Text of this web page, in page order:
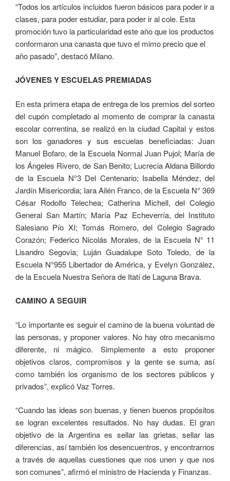
“Todos los artículos incluidos fueron básicos para poder ir a
clases, para poder estudiar, para poder ir al cole. Esta
promoción tuvo la particularidad este año que los productos
conformaron una canasta que tuvo el mimo precio que el
año pasado”, destacó Milano.
JÓVENES Y ESCUELAS PREMIADAS
En esta primera etapa de entrega de los premios del sorteo
del cupón completado al momento de comprar la canasta
escolar correntina, se realizó en la ciudad Capital y estos
son los ganadores y sus escuelas beneficiadas: Juan
Manuel Bofaro, de la Escuela Normal Juan Pujol; María de
los Ángeles Rivero, de San Benito; Lucrecia Aldana Billordo
de la Escuela N°3 Del Centenario; Isabella Méndez, del
Jardín Misericordia; Iara Ailén Franco, de la Escuela N° 369
César Rodolfo Telechea; Catherina Michell, del Colegio
General San Martín; María Paz Echeverría, del Instituto
Salesiano Pío XI; Tomás Romero, del Colegio Sagrado
Corazón; Federico Nicolás Morales, de la Escuela N° 11
Lisandro Segovia; Luján Guadalupe Soto Toledo, de la
Escuela N°955 Libertador de América, y Evelyn González,
de la Escuela Nuestra Señora de Itatí de Laguna Brava.
CAMINO A SEGUIR
“Lo importante es seguir el camino de la buena voluntad de
las personas, y proponer valores. No hay otro mecanismo
diferente, ni mágico. Simplemente a esto proponer
objetivos claros, compromisos y la gente se suma, así
como también los organismo de los sectores públicos y
privados”, explicó Vaz Torres.
“Cuando las ideas son buenas, y tienen buenos propósitos
se logran excelentes resultados. No hay dudas. El gran
objetivo de la Argentina es sellar las grietas, sellar las
diferencias, así también los desencuentros, y encontrarnos
a través de aquellas cuestiones que nos unen y que nos
son comunes”, afirmó el ministro de Hacienda y Finanzas.